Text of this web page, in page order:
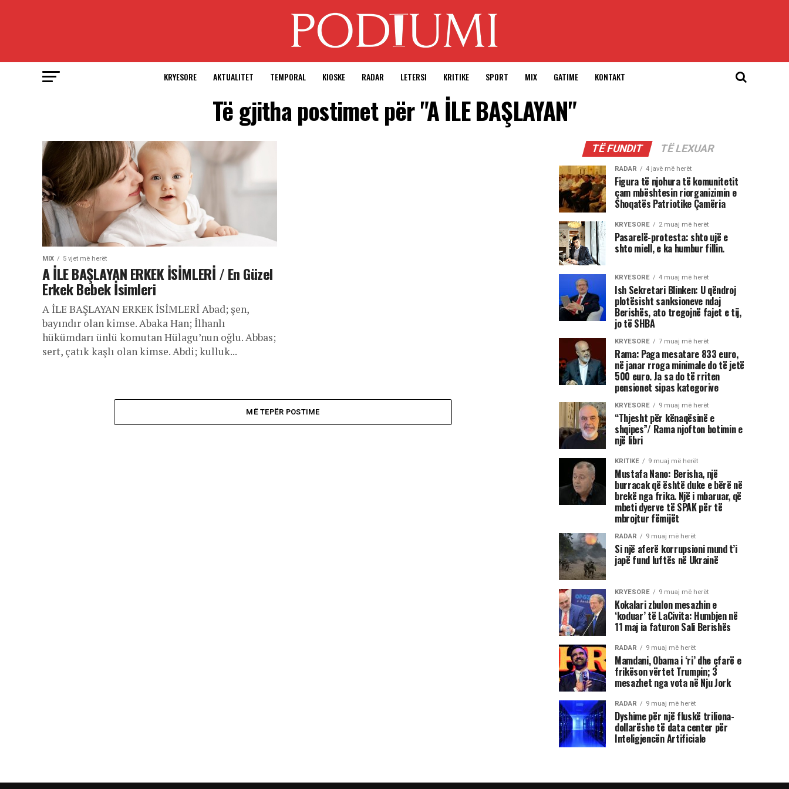
KRYESORE AKTUALITET TEMPORAL KIOSKE RADAR LETERSI KRITIKE SPORT MIX GATIME KONTAKT
Të gjitha postimet për "A İLE BAŞLAYAN"
MIX 5 vjet më herët
A İLE BAŞLAYAN ERKEK İSİMLERİ / En Güzel
Erkek Bebek İsimleri
A İLE BAŞLAYAN ERKEK İSİMLERİ Abad; şen,
bayındır olan kimse. Abaka Han; İlhanlı
hükümdarı ünlü komutan Hülagu’nun oğlu. Abbas;
sert, çatık kaşlı olan kimse. Abdi; kulluk...
MË TEPËR POSTIME
TË FUNDIT TË LEXUAR
RADAR 4 javë më herët
Figura të njohura të komunitetit
çam mbështesin riorganizimin e
Shoqatës Patriotike Çamëria
KRYESORE 2 muaj më herët
Pasarelë-protesta: shto ujë e
shto miell, e ka humbur fillin.
KRYESORE 4 muaj më herët
Ish Sekretari Blinken: U qëndroj
plotësisht sanksioneve ndaj
Berishës, ato tregojnë fajet e tij,
jo të SHBA
KRYESORE 7 muaj më herët
Rama: Paga mesatare 833 euro,
në janar rroga minimale do të jetë
500 euro. Ja sa do të rriten
pensionet sipas kategorive
KRYESORE 9 muaj më herët
“Thjesht për kënaqësinë e
shqipes”/ Rama njofton botimin e
një libri
KRITIKE 9 muaj më herët
Mustafa Nano: Berisha, një
burracak që është duke e bërë në
brekë nga frika. Një i mbaruar, që
mbeti dyerve të SPAK për të
mbrojtur fëmijët
RADAR 9 muaj më herët
Si një aferë korrupsioni mund t’i
japë fund luftës në Ukrainë
KRYESORE 9 muaj më herët
Kokalari zbulon mesazhin e
‘koduar’ të LaCivita: Humbjen në
11 maj ia faturon Sali Berishës
RADAR 9 muaj më herët
Mamdani, Obama i ‘ri’ dhe çfarë e
frikëson vërtet Trumpin; 3
mesazhet nga vota në Nju Jork
RADAR 9 muaj më herët
Dyshime për një fluskë triliona-
dollarëshe të data center për
Inteligjencën Artificiale